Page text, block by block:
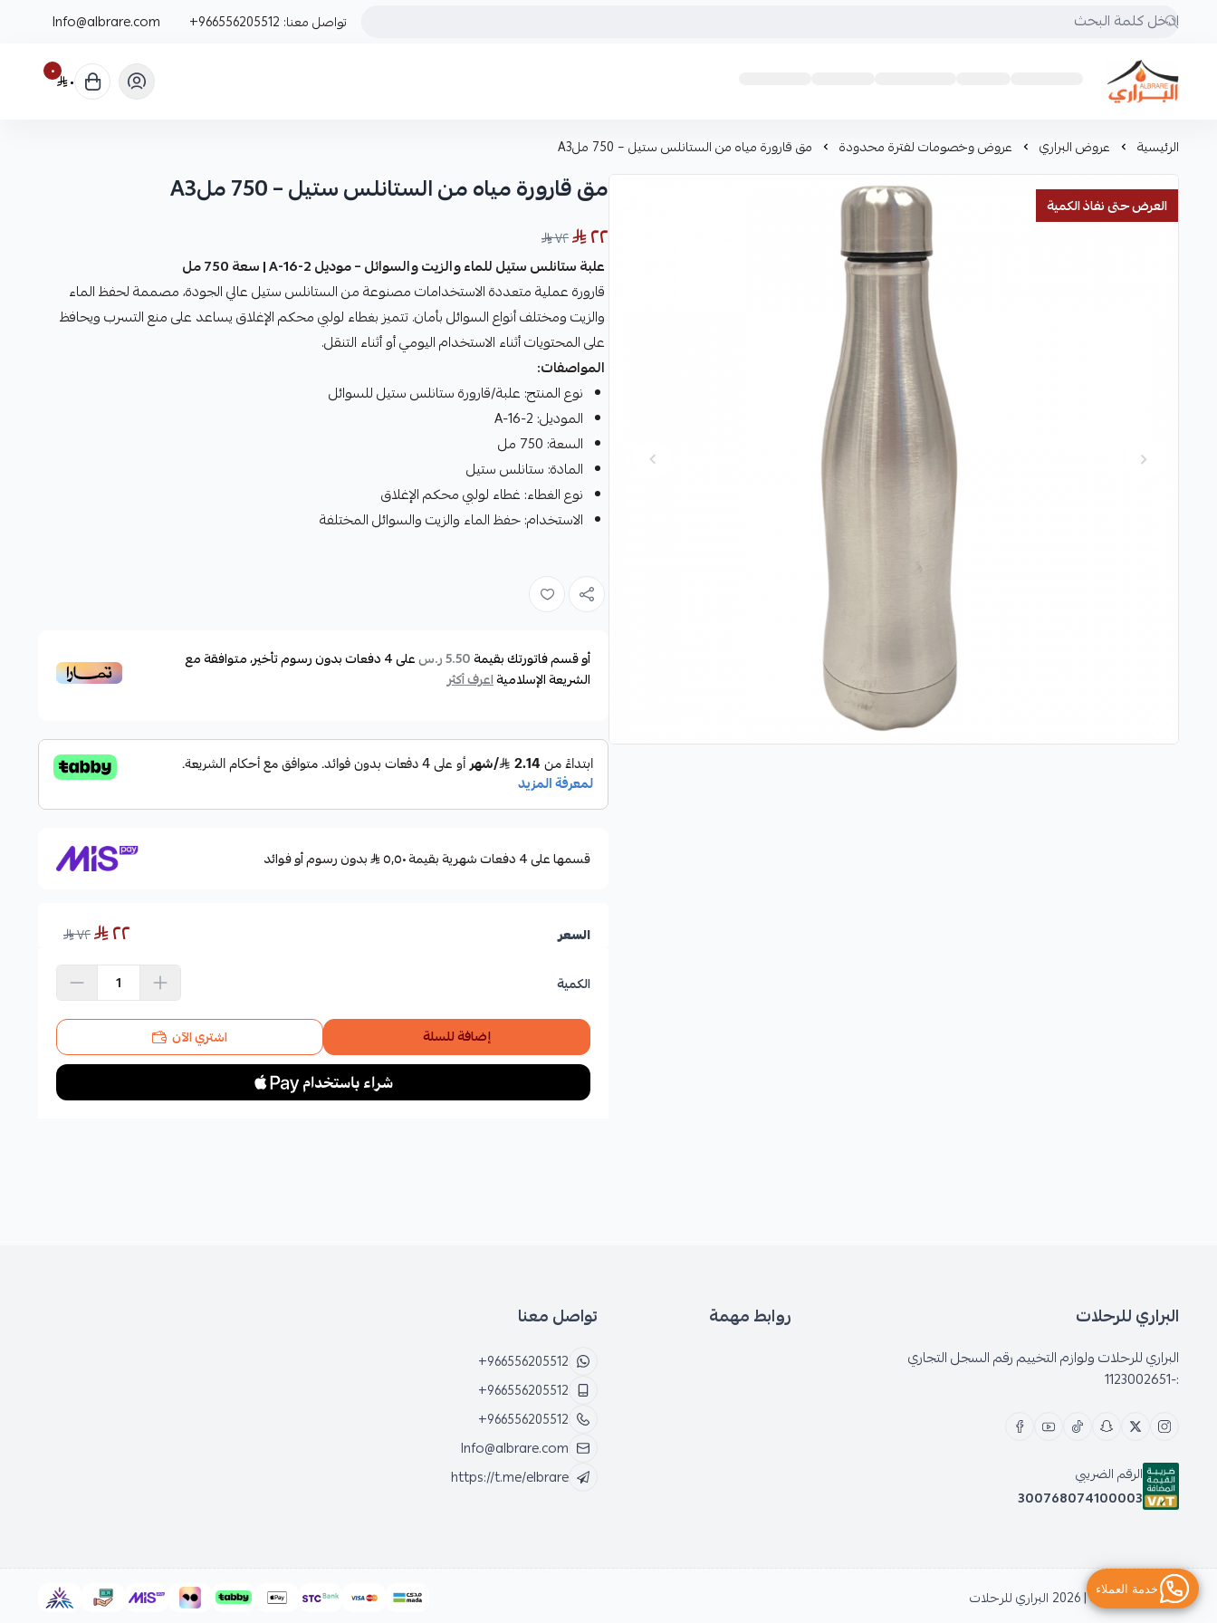
تواصل معنا: +966556205512
Info@albrare.com
البراري للرحلات
٠ ٠
الرئيسية عروض البراري عروض وخصومات لفترة محدودة مق قارورة مياه من الستانلس ستيل – 750 ملA3
العرض حتى نفاذ الكمية مق قارورة مياه من الستانلس ستيل – 750 ملA3
٢٢
٧٢
علبة ستانلس ستيل للماء والزيت والسوائل – موديل A-16-2 | سعة 750 مل
قارورة عملية متعددة الاستخدامات مصنوعة من الستانلس ستيل عالي الجودة، مصممة لحفظ الماء
والزيت ومختلف أنواع السوائل بأمان. تتميز بغطاء لولبي محكم الإغلاق يساعد على منع التسرب ويحافظ
على المحتويات أثناء الاستخدام اليومي أو أثناء التنقل.
المواصفات:
نوع المنتج: علبة/قارورة ستانلس ستيل للسوائل
الموديل: A-16-2
السعة: 750 مل
المادة: ستانلس ستيل
نوع الغطاء: غطاء لولبي محكم الإغلاق
الاستخدام: حفظ الماء والزيت والسوائل المختلفة
أو قسم فاتورتك بقيمة5.50 ر.س على4دفعات بدون رسوم تأخير، متوافقة مع
الشريعة الإسلاميةاعرف أكثر
قسمها على 4 دفعات شهرية بقيمة ٥٫٥٠ بدون رسوم أو فوائد
السعر ٢٢ ٧٢
الكمية
إضافة للسلة اشتري الآن
البراري للرحلات
البراري للرحلات ولوازم التخييم رقم السجل التجاري
:-1123002651
الرقم الضريبي
300768074100003
روابط مهمة تواصل معنا
+966556205512
+966556205512
+966556205512
Info@albrare.com
https://t.me/elbrare
الحقوق محفوظة | 2026 البراري للرحلات